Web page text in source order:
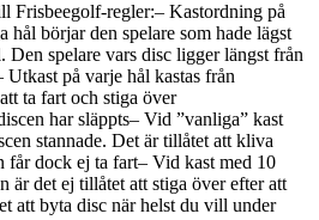
Frisbeegolf-regler:– Kastordning på
hål börjar den spelare som hade lägst
Den spelare vars disc ligger längst från
på varje hål kastas från
ta fart och stiga över
har släppts– Vid ”vanliga” kast
stannade. Det är tillåtet att kliva
får dock ej ta fart– Vid kast med 10
är det ej tillåtet att stiga över efter att
att byta disc när helst du vill under